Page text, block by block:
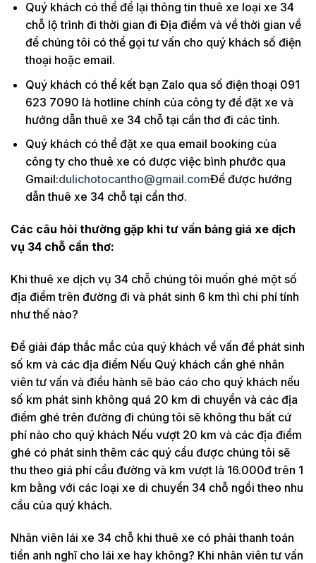
Quý khách có thể để lại thông tin thuê xe loại xe 34
chỗ lộ trình đi thời gian đi Địa điểm và về thời gian về
để chúng tôi có thể gọi tư vấn cho quý khách số điện
thoại hoặc email.
Quý khách có thể kết bạn Zalo qua số điện thoại 091
623 7090 là hotline chính của công ty để đặt xe và
hướng dẫn thuê xe 34 chỗ tại cần thơ đi các tỉnh.
Quý khách có thể đặt xe qua email booking của
công ty cho thuê xe có được việc bình phước qua
Gmail:dulichotocantho@gmail.comĐể được hướng
dẫn thuê xe 34 chỗ tại cần thơ.
Các câu hỏi thường gặp khi tư vấn bảng giá xe dịch
vụ 34 chỗ cần thơ:
Khi thuê xe dịch vụ 34 chỗ chúng tôi muốn ghé một số
địa điểm trên đường đi và phát sinh 6 km thì chi phí tính
như thế nào?
Để giải đáp thắc mắc của quý khách về vấn đề phát sinh
số km và các địa điểm Nếu Quý khách cần ghé nhân
viên tư vấn và điều hành sẽ báo cáo cho quý khách nếu
số km phát sinh không quá 20 km di chuyển và các địa
điểm ghé trên đường đi chúng tôi sẽ không thu bất cứ
phí nào cho quý khách Nếu vượt 20 km và các địa điểm
ghé có phát sinh thêm các quý cầu được chúng tôi sẽ
thu theo giá phí cầu đường và km vượt là 16.000đ trên 1
km bằng với các loại xe di chuyển 34 chỗ ngồi theo nhu
cầu của quý khách.
Nhân viên lái xe 34 chỗ khi thuê xe có phải thanh toán
tiền anh nghĩ cho lái xe hay không? Khi nhân viên tư vấn